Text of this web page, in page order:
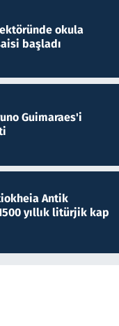
okula
başladı
Guimaraes'i
Antik
yıllık litürjik kap